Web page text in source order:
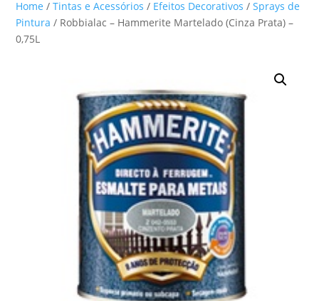
Home /Tintas e Acessórios / Efeitos Decorativos /Sprays de
Pintura / Robbialac – Hammerite Martelado (Cinza Prata) –
0,75L